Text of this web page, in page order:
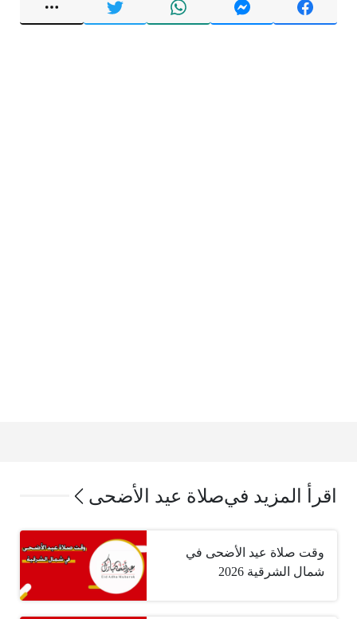
اقرأ المزيد فيصلاة عيد الأضحى
وقت صلاة عيد الأضحى في
شمال الشرقية 2026